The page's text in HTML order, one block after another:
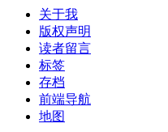
关于我
版权声明
读者留言
标签
存档
前端导航
地图